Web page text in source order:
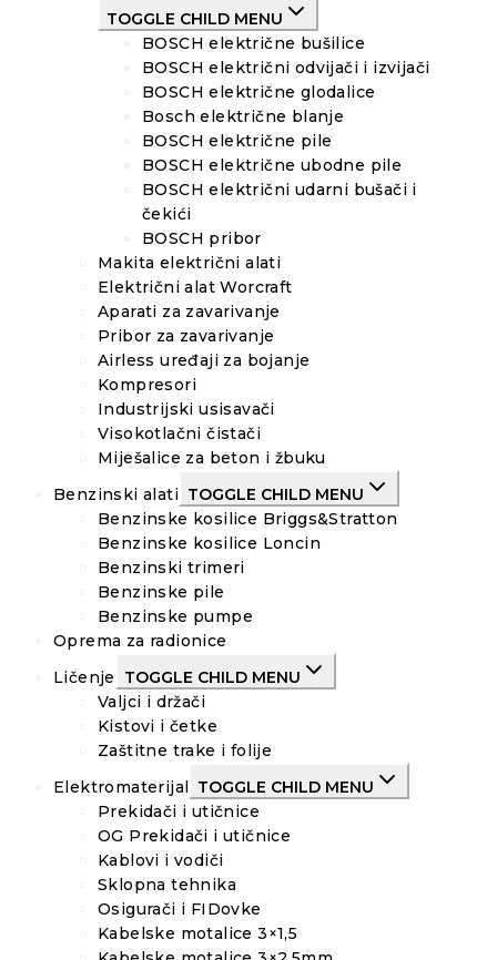
TOGGLE CHILD MENU
BOSCH električne bušilice
BOSCH električni odvijači i izvijači
BOSCH električne glodalice
Bosch električne blanje
BOSCH električne pile
BOSCH električne ubodne pile
BOSCH električni udarni bušači i
čekići
BOSCH pribor
Makita električni alati
Električni alat Worcraft
Aparati za zavarivanje
Pribor za zavarivanje
Airless uređaji za bojanje
Kompresori
Industrijski usisavači
Visokotlačni čistači
Miješalice za beton i žbuku
Benzinski alati TOGGLE CHILD MENU
Benzinske kosilice Briggs&Stratton
Benzinske kosilice Loncin
Benzinski trimeri
Benzinske pile
Benzinske pumpe
Oprema za radionice
Ličenje
TOGGLE CHILD MENU
Valjci i držači
Kistovi i četke
Zaštitne trake i folije
Elektromaterijal TOGGLE CHILD MENU
Prekidači i utičnice
OG Prekidači i utičnice
Kablovi i vodiči
Sklopna tehnika
Osigurači i FIDovke
Kabelske motalice 3×1,5